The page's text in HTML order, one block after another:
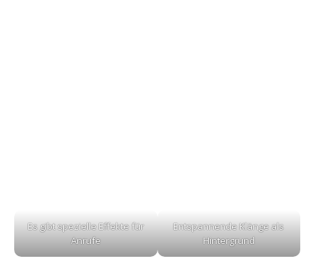
Es gibt spezielle Effekte für
Anrufe
Entspannende Klänge als
Hintergrund